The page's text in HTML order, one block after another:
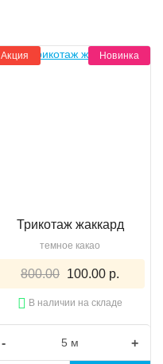
Акция Новинка
Трикотаж жаккард
темное какао
800.00 100.00 р.
В наличии на складе
- +